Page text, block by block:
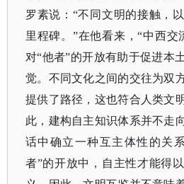
罗素说：“不同文明的接触，
里程碑。”在他看来，“中西交
对“他者”的开放有助于促进本
觉。不同文化之间的交往为双
提供了路径，这也符合人类文
此，建构自主知识体系并不走
话中确立一种互主体性的关
者”的开放中，自主性才能得